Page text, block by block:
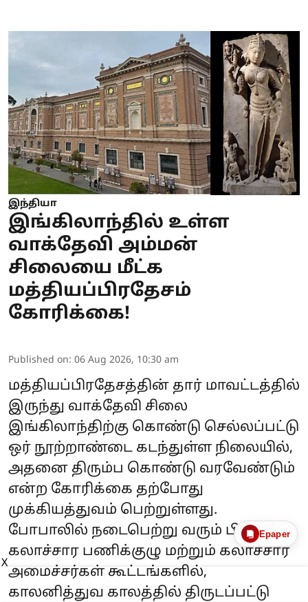
இந்தியா
இங்கிலாந்தில் உள்ள
வாக்தேவி அம்மன்
சிலையை மீட்க
மத்தியப்பிரதேசம்
கோரிக்கை!
Published on: 06 Aug 2026, 10:30 am
மத்தியப்பிரதேசத்தின் தார் மாவட்டத்தில்
இருந்து வாக்தேவி சிலை
இங்கிலாந்திற்கு கொண்டு செல்லப்பட்டு
ஒர் நூற்றாண்டை கடந்துள்ள நிலையில்,
அதனை திரும்ப கொண்டு வரவேண்டும்
என்ற கோரிக்கை தற்போது
முக்கியத்துவம் பெற்றுள்ளது.
போபாலில் நடைபெற்று வரும் பிரிக்ஸ்
கலாச்சார பணிக்குழு மற்றும் கலாச்சார
அமைச்சர்கள் கூட்டங்களில்,
காலனித்துவ காலத்தில் திருடப்பட்டு
Epaper
X